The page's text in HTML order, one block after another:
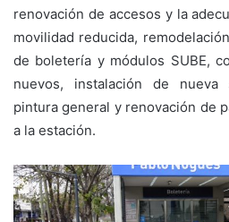
renovación de accesos y la
movilidad reducida,
de boletería y módulos SUBE,
nuevos, instalación de nueva
pintura general y renovación de
a la estación.